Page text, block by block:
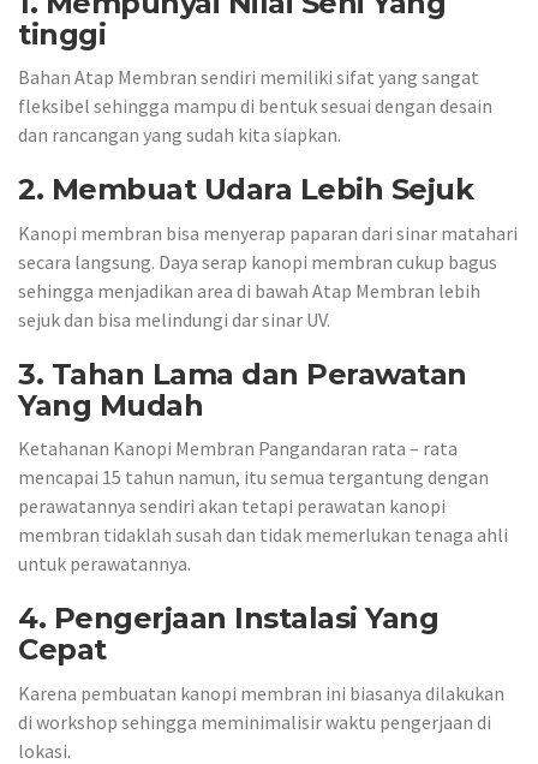
tinggi
Bahan Atap Membran sendiri memiliki sifat yang sangat
fleksibel sehingga mampu di bentuk sesuai dengan desain
dan rancangan yang sudah kita siapkan.
2. Membuat Udara Lebih Sejuk
Kanopi membran bisa menyerap paparan dari sinar matahari
secara langsung. Daya serap kanopi membran cukup bagus
sehingga menjadikan area di bawah Atap Membran lebih
sejuk dan bisa melindungi dar sinar UV.
3. Tahan Lama dan Perawatan
Yang Mudah
Ketahanan Kanopi Membran Pangandaran rata – rata
mencapai 15 tahun namun, itu semua tergantung dengan
perawatannya sendiri akan tetapi perawatan kanopi
membran tidaklah susah dan tidak memerlukan tenaga ahli
untuk perawatannya.
4. Pengerjaan Instalasi Yang
Cepat
Karena pembuatan kanopi membran ini biasanya dilakukan
di workshop sehingga meminimalisir waktu pengerjaan di
lokasi.